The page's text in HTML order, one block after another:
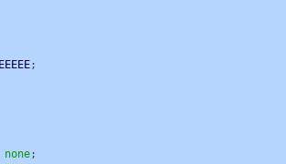
;
none;